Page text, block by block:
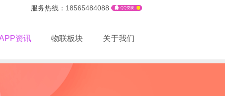
服务热线：18565484088
资讯 物联板块 关于我们